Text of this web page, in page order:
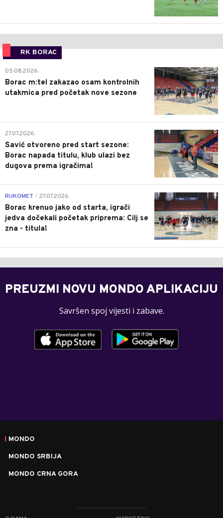
RK BORAC
0
05.08.2026.
Borac m:tel zakazao osam kontrolnih
utakmica pred početak nove sezone
0
27.07.2026.
Savić otvoreno pred start sezone:
Borac napada titulu, klub ulazi bez
dugova prema igračima!
0
RUKOMET 27.07.2026.
Borac krenuo jako od starta, igrači
jedva dočekali početak priprema: Cilj se
zna - titula!
PREUZMI NOVU MONDO APLIKACIJU
Savršen spoj vijesti i zabave.
MONDO
MONDO SRBIJA
MONDO CRNA GORA